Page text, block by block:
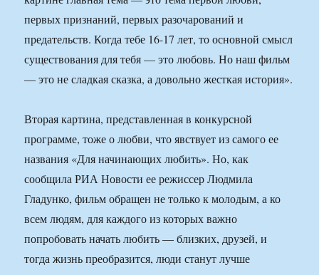
первых признаний, первых разочарований и
предательств. Когда тебе 16-17 лет, то основной смысл
существования для тебя — это любовь. Но наш фильм
— это не сладкая сказка, а довольно жесткая история».
Вторая картина, представленная в конкурсной
программе, тоже о любви, что явствует из самого ее
названия «Для начинающих любить». Но, как
сообщила РИА Новости ее режиссер Людмила
Гладунко, фильм обращен не только к молодым, а ко
всем людям, для каждого из которых важно
попробовать начать любить — близких, друзей, и
тогда жизнь преобразится, люди станут лучше